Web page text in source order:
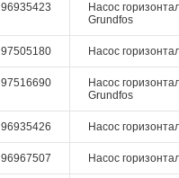
96935423
Насос
Grundfos
97505180 Насос
97516690
Насос
Grundfos
96935426 Насос
96967507 Насос